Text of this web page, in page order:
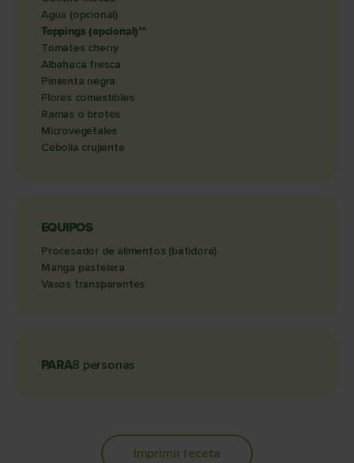
Agua (opcional)
Toppings (opcional)**
Tomates cherry
Albahaca fresca
Pimienta negra
Flores comestibles
Ramas o brotes
Microvegetales
Cebolla crujiente
EQUIPOS
Procesador de alimentos (batidora)
Manga pastelera
Vasos transparentes
PARA8 personas
Imprimir receta